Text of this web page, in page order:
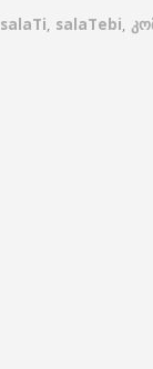
, salaTebi,